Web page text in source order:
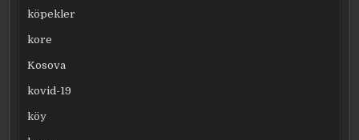
köpekler
kore
Kosova
kovid-19
köy